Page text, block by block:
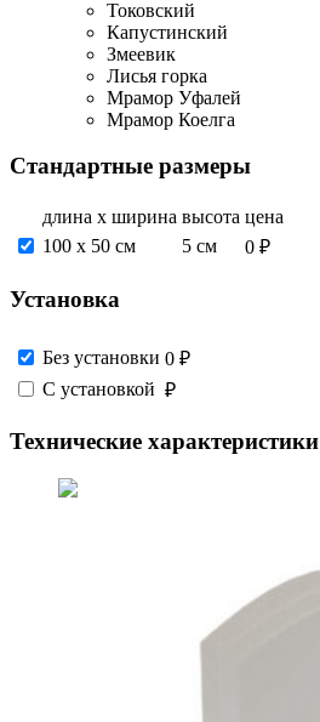
Токовский
Капустинский
Змеевик
Лисья горка
Мрамор Уфалей
Мрамор Коелга
Стандартные размеры
длина х ширина высота цена
100 х 50 см
5 см 0 ₽
Установка
Без установки 0 ₽
С установкой ₽
Технические характеристики